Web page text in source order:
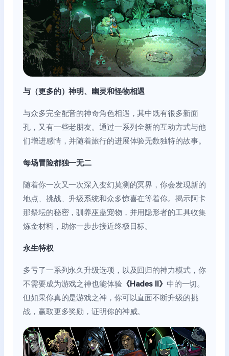
与（更多的）神明、幽灵和怪物相遇
与众多完全配音的神奇角色相遇，其中既有很多新面
孔，又有一些老朋友。通过一系列全新的互动方式与他
们增进感情，并随着旅行的进展体验无数独特的故事。
每场冒险都独一无二
随着你一次又一次深入变幻莫测的冥界，你会发现新的
地点、挑战、升级系统和众多惊喜在等着你。揭示阿卡
那祭坛的秘密，驯养巫蛊宠物，并用隐形者的工具收集
炼金材料，助你一步步接近终极目标。
永生特权
多亏了一系列永久升级选项，以及回归的神力模式，你
不需要成为游戏之神也能体验 《Hades II》 中的一切。
但如果你真的是游戏之神，你可以直面不断升级的挑
战，赢取更多奖励，证明你的神威。